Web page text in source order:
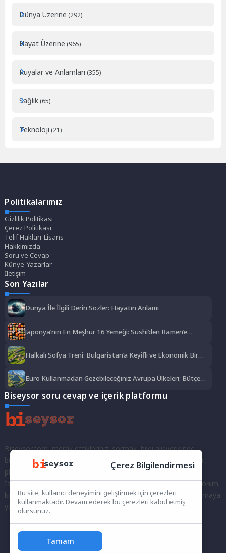
Dünya Üzerine (292)
Hayat Üzerine (965)
Rüyalar ve Anlamları (355)
Sağlık (65)
Teknoloji (21)
Politikalarımız
Gizlilik Politikası
Çerez Politikası
Telif Hakları-Lisans
Hakkımızda
Soru ve Cevap
Künye-Yazarlar
İletişim
Son Yazılar
Dünya İle İlgili Derin Sözler: Hayatın Anlamı
Japonya’nın En Meşhur 16 Yemeği: Sushi’den Ramen’e
Halkalı Sofya Treni: Bulgaristan’a Keyifli ve Ekonomik Bir
Euro Kullanmadan Gezebileceğiniz Avrupa Ülkeleri: Bütçe
Biseysor soru cevap ve içerik platformu
Biseysor.com, merak ettiklerinizi sormak, bilgi alışverişinde
bulunmak ve fikirlerinizi paylaşmak için bir araya geldiğimiz bir
platformdur.
İster kayıtlı bir kullanıcı olarak topluluğumuza katılın, ister anonim
kalarak sorularınızı yöneltin; burada her türlü soruya ve tartışmaya
yer var. Bilgiyi keşfetmek ve paylaşmak için bize katılın!
Çerez Bilgilendirmesi
Bu site, kullanıcı deneyimini geliştirmek için çerezleri
kullanmaktadır. Devam ederek bu çerezleri kabul etmiş
olursunuz.
Tamam